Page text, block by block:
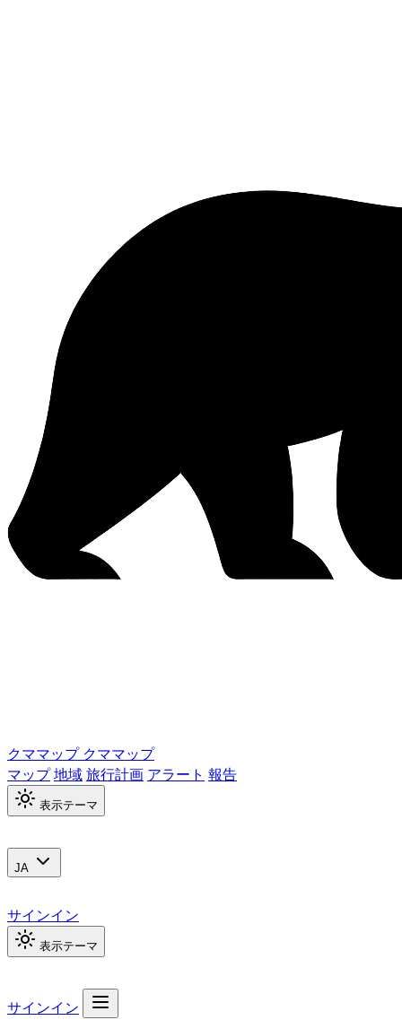
クママップ クママップ
マップ地域旅行計画 アラート 報告
表示テーマ
JA
サインイン
表示テーマ
サインイン